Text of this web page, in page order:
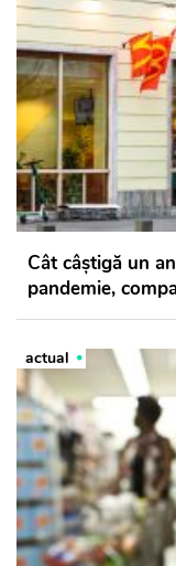
Cât câştigă un
pandemie,
actual